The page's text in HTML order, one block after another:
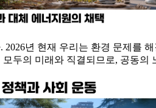
년 현재 우리는 환경 문제를
두의 미래와 직결되므로, 공동의